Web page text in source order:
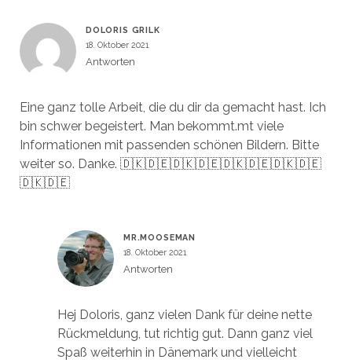
DOLORIS GRILK
18. Oktober 2021
Antworten
Eine ganz tolle Arbeit, die du dir da gemacht hast. Ich
bin schwer begeistert. Man bekommt.mt viele
Informationen mit passenden schönen Bildern. Bitte
weiter so. Danke. 🇩🇰🇩🇪🇩🇰🇩🇪🇩🇰🇩🇪🇩🇰🇩🇪
🇩🇰🇩🇪
MR.MOOSEMAN
18. Oktober 2021
Antworten
Hej Doloris, ganz vielen Dank für deine nette
Rückmeldung, tut richtig gut. Dann ganz viel
Spaß weiterhin in Dänemark und vielleicht